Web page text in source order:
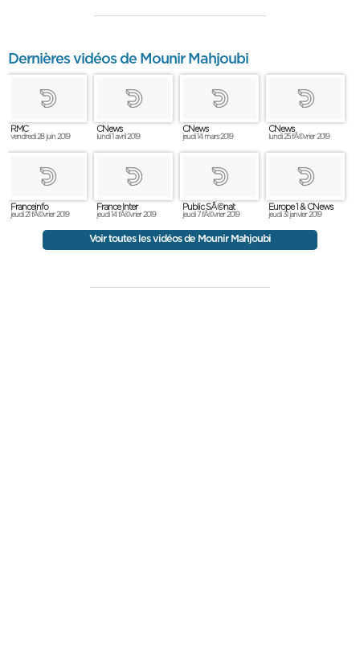
Dernières vidéos de Mounir Mahjoubi
RMC
vendredi 28 juin 2019
CNews
lundi 1 avril 2019
CNews
jeudi 14 mars 2019
CNews
lundi 25 fÃ©vrier 2019
Franceinfo
jeudi 21 fÃ©vrier 2019
France Inter
jeudi 14 fÃ©vrier 2019
Public SÃ©nat
jeudi 7 fÃ©vrier 2019
Europe 1 & CNews
jeudi 31 janvier 2019
Voir toutes les vidéos de Mounir Mahjoubi